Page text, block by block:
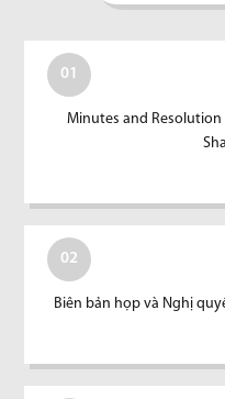
01
Minutes and
02
Biên bản họp và Nghị